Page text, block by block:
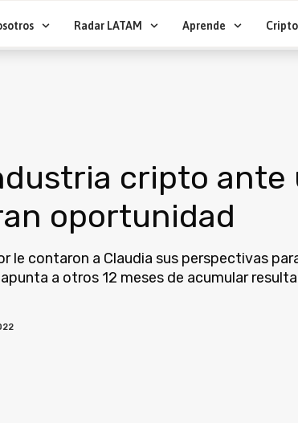
Radar LATAM Aprende
cripto ante
oportunidad
le contaron a Claudia sus perspectivas
a otros 12 meses de acumular